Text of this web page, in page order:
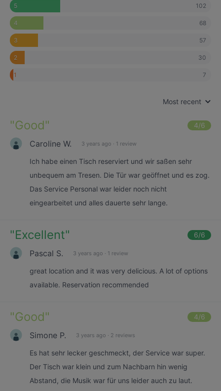
5 102
4 68
3 57
2 30
1 7
Most recent
"Good" 4/6
Caroline W. 3 years ago · 1 review
Ich habe einen Tisch reserviert und wir saßen sehr
unbequem am Tresen. Die Tür war geöffnet und es zog.
Das Service Personal war leider noch nicht
eingearbeitet und alles dauerte sehr lange.
"Excellent" 6/6
Pascal S. 3 years ago · 1 review
great location and it was very delicious. A lot of options
available. Reservation recommended
"Good" 4/6
Simone P. 3 years ago · 2 reviews
Es hat sehr lecker geschmeckt, der Service war super.
Der Tisch war klein und zum Nachbarn hin wenig
Abstand, die Musik war für uns leider auch zu laut.